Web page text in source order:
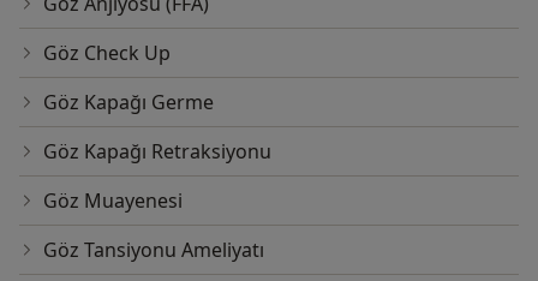
Göz Check Up
Göz Kapağı Germe
Göz Kapağı Retraksiyonu
Göz Muayenesi
Göz Tansiyonu Ameliyatı